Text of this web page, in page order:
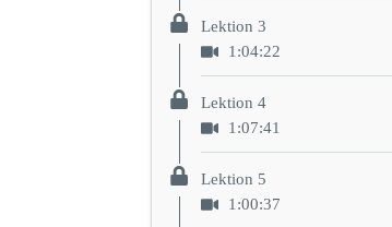
Lektion 3
1:04:22
Lektion 4
1:07:41
Lektion 5
1:00:37